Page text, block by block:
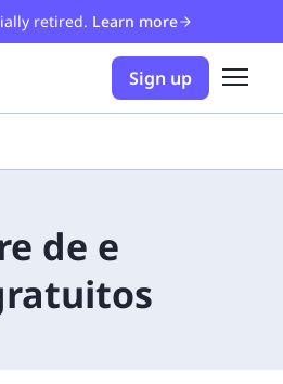
retired. Learn more
Sign up
de e